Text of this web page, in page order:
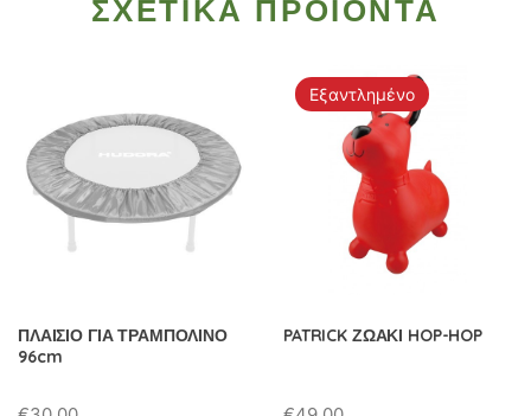
ΣΧΕΤΙΚΑ ΠΡΟΙΟΝΤΑ
ΠΛΑΙΣΙΟ ΓΙΑ ΤΡΑΜΠΟΛΙΝΟ
96cm
Εξαντλημένο
PATRICK ΖΩΑΚΙ HOP-HOP